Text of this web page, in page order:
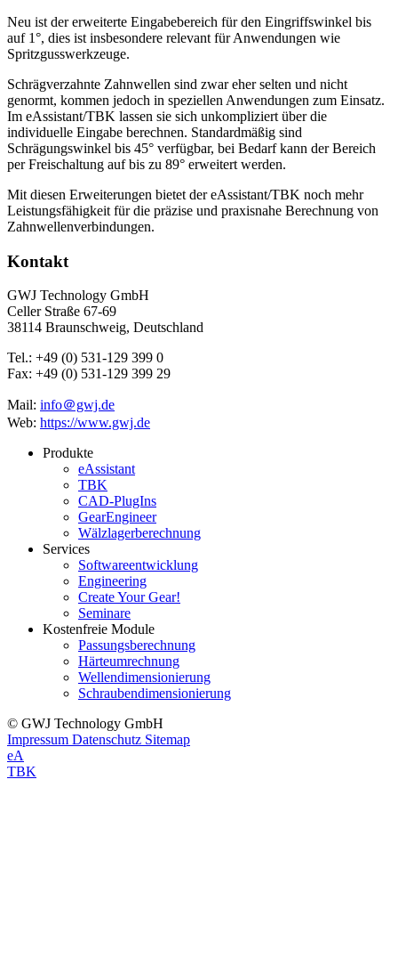
Neu ist der erweiterte Eingabebereich für den Eingriffswinkel bis
auf 1°, dies ist insbesondere relevant für Anwendungen wie
Spritzgusswerkzeuge.
Schrägverzahnte Zahnwellen sind zwar eher selten und nicht
genormt, kommen jedoch in speziellen Anwendungen zum Einsatz.
Im eAssistant/TBK lassen sie sich unkompliziert über die
individuelle Eingabe berechnen. Standardmäßig sind
Schrägungswinkel bis 45° verfügbar, bei Bedarf kann der Bereich
per Freischaltung auf bis zu 89° erweitert werden.
Mit diesen Erweiterungen bietet der eAssistant/TBK noch mehr
Leistungsfähigkeit für die präzise und praxisnahe Berechnung von
Zahnwellenverbindungen.
Kontakt
GWJ Technology GmbH
Celler Straße 67-69
38114 Braunschweig, Deutschland
Tel.: +49 (0) 531-129 399 0
Fax: +49 (0) 531-129 399 29
Mail: info＠gwj.de
Web: https://www.gwj.de
Produkte
eAssistant
TBK
CAD-PlugIns
GearEngineer
Wälzlagerberechnung
Services
Softwareentwicklung
Engineering
Create Your Gear!
Seminare
Kostenfreie Module
Passungsberechnung
Härteumrechnung
Wellendimensionierung
Schraubendimensionierung
© GWJ Technology GmbH
Impressum Datenschutz Sitemap
eA
TBK